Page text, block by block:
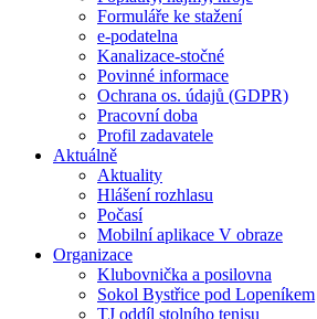
Formuláře ke stažení
e-podatelna
Kanalizace-stočné
Povinné informace
Ochrana os. údajů (GDPR)
Pracovní doba
Profil zadavatele
Aktuálně
Aktuality
Hlášení rozhlasu
Počasí
Mobilní aplikace V obraze
Organizace
Klubovnička a posilovna
Sokol Bystřice pod Lopeníkem
TJ oddíl stolního tenisu